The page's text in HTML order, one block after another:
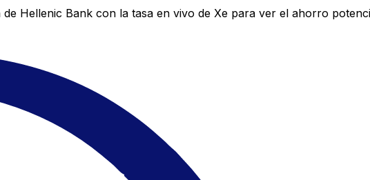
Hellenic Bank con la tasa en vivo de Xe para ver el ahorro